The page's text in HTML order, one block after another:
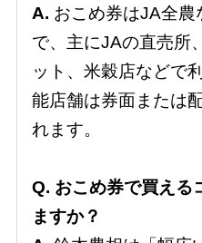
A. おこめ券はJA全農
で、主にJAの直売所
ット、米穀店などで
能店舗は券面または
れます。
Q. おこめ券で買える
ますか？